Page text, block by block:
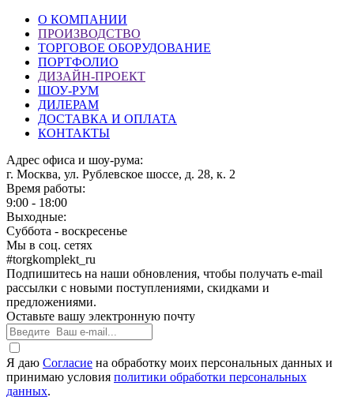
О КОМПАНИИ
ПРОИЗВОДСТВО
ТОРГОВОЕ ОБОРУДОВАНИЕ
ПОРТФОЛИО
ДИЗАЙН-ПРОЕКТ
ШОУ-РУМ
ДИЛЕРАМ
ДОСТАВКА И ОПЛАТА
КОНТАКТЫ
Адрес офиса и шоу-рума:
г. Москва, ул. Рублевское шоссе, д. 28, к. 2
Время работы:
9:00 - 18:00
Выходные:
Суббота - воскресенье
Мы в соц. сетях
#torgkomplekt_ru
Подпишитесь на наши обновления, чтобы получать e-mail
рассылки с новыми поступлениями, скидками и
предложениями.
Оставьте вашу электронную почту
Я даю Согласие на обработку моих персональных данных и
принимаю условия политики обработки персональных
данных.